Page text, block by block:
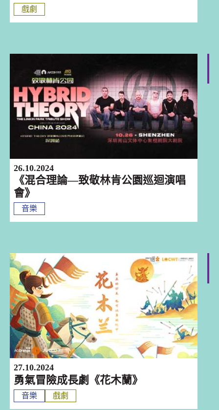
戲劇
26.10.2024
《混合理論—致敬林肯公園巡迴演唱
會》
音樂
27.10.2024
勇氣冒險成長劇《花木蘭》
音樂 戲劇